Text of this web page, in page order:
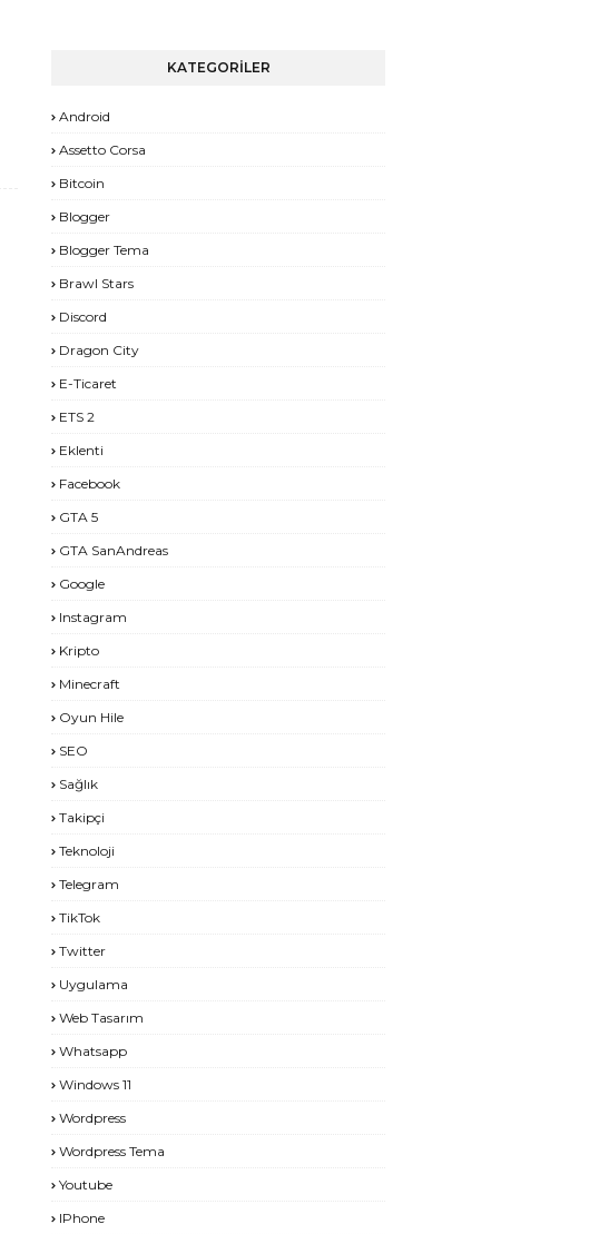
KATEGORİLER
Android
Assetto Corsa
Bitcoin
Blogger
Blogger Tema
Brawl Stars
Discord
Dragon City
E-Ticaret
ETS 2
Eklenti
Facebook
GTA 5
GTA SanAndreas
Google
Instagram
Kripto
Minecraft
Oyun Hile
SEO
Sağlık
Takipçi
Teknoloji
Telegram
TikTok
Twitter
Uygulama
Web Tasarım
Whatsapp
Windows 11
Wordpress
Wordpress Tema
Youtube
IPhone